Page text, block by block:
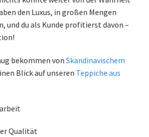
den Luxus, in großen Mengen
und du als Kunde profitierst davon –
bekommen von Skandinavischem
Blick auf unseren Teppiche aus
Qualität